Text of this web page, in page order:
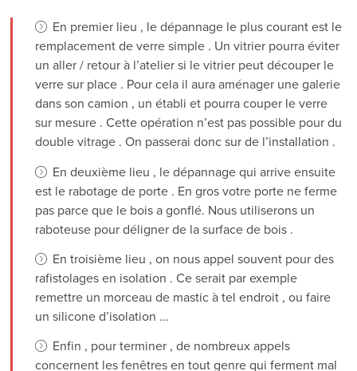
En premier lieu , le dépannage le plus courant est le
remplacement de verre simple . Un vitrier pourra éviter
un aller / retour à l’atelier si le vitrier peut découper le
verre sur place . Pour cela il aura aménager une galerie
dans son camion , un établi et pourra couper le verre
sur mesure . Cette opération n’est pas possible pour du
double vitrage . On passerai donc sur de l’installation .
En deuxième lieu , le dépannage qui arrive ensuite
est le rabotage de porte . En gros votre porte ne ferme
pas parce que le bois a gonflé. Nous utiliserons un
raboteuse pour déligner de la surface de bois .
En troisième lieu , on nous appel souvent pour des
rafistolages en isolation . Ce serait par exemple
remettre un morceau de mastic à tel endroit , ou faire
un silicone d’isolation …
Enfin , pour terminer , de nombreux appels
concernent les fenêtres en tout genre qui ferment mal